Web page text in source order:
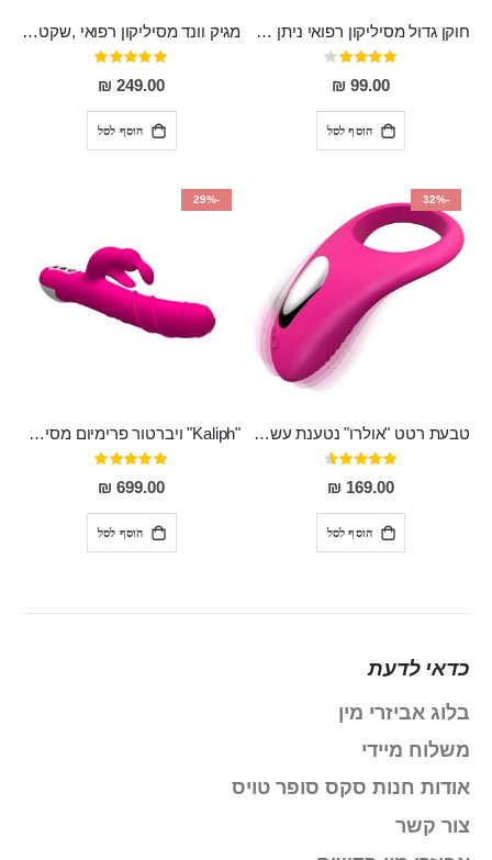
חוקן גדול מסיליקון רפואי ניתן לשימוש גם כפלאג וגם כחרוזים אנאלים
דירוג:
80%
99.00 ₪
הוסף לסל
מגיק וונד מסיליקון רפואי ,שקט במיוחד, נטען בעל 10 מהירויות שונות "Erna"
דירוג:
100%
249.00 ₪
הוסף לסל
-32%
טבעת רטט "אולרו" נטענת עשויה סיליקון רפואי עם רטט חזק ומטריף חושים
דירוג:
91%
169.00 ₪
הוסף לסל
-29%
"Kaliph" ויברטור פרימיום מסיליקון רפואי , נטען, שקט במיוחד, מסתובב ומתפתל, שמנמן עם חדירה 14 סמ
דירוג:
100%
699.00 ₪
הוסף לסל
כדאי לדעת
בלוג אביזרי מין
משלוח מיידי
אודות חנות סקס סופר טויס
צור קשר